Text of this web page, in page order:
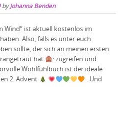
byJohanna Benden
Wind“ ist aktuell kostenlos im
Also, falls es unter euch
sollte, der sich an meinen ersten
hat
: zugreifen und
Wohlfühlbuch ist der ideale
2. Advent
. Und